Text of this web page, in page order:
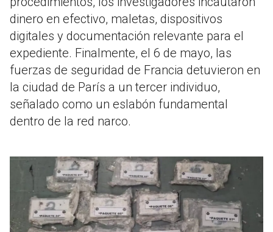
dinero en efectivo, maletas, dispositivos
digitales y documentación relevante para el
expediente. Finalmente, el 6 de mayo, las
fuerzas de seguridad de Francia detuvieron en
la ciudad de París a un tercer individuo,
señalado como un eslabón fundamental
dentro de la red narco.